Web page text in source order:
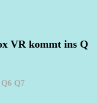
VR kommt ins Q
Q6 Q7